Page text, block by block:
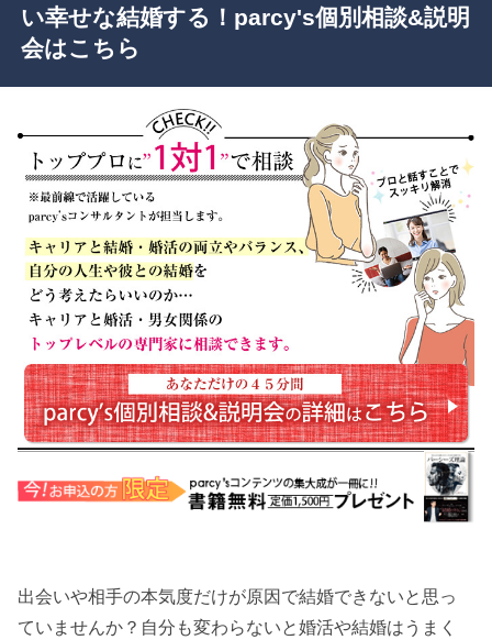
い幸せな結婚する！parcy's個別相談&説明
会はこちら
出会いや相手の本気度だけが原因で結婚できないと思っ
ていませんか？自分も変わらないと婚活や結婚はうまく